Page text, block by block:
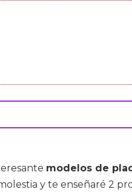
modelos de
y te enseñaré 2